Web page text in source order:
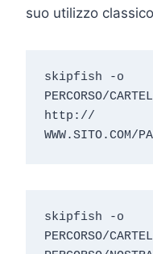
suo utilizzo
skipfish -o
PERCORSO/
http://
WWW.SITO.COM/
skipfish -o
PERCORSO/